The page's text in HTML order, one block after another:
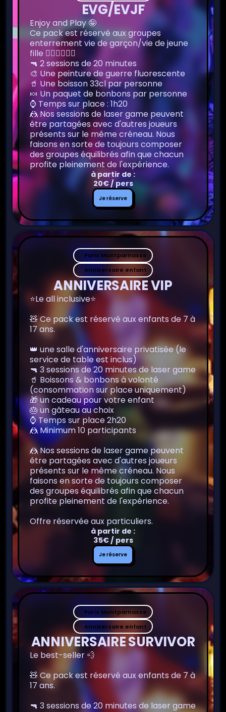
EVG/EVJF
Enjoy and Play 🤪
Ce pack est réservé aux groupes
enterrement vie de garçon/vie de jeune
fille 👰🏻‍♀️🤵🏻‍♂️
🔫 2 sessions de 20 minutes
🎨 Une peinture de guerre fluorescente
🥤 Une boisson 33cl par personne
🍬 Un paquet de bonbons par personne
⌚️ Temps sur place : 1h20
🤼 Nos sessions de laser game peuvent
être partagées avec d'autres joueurs
présents sur le même créneau. Nous
faisons en sorte de toujours composer
des groupes équilibrés afin que chacun
profite pleinement de l'expérience.
à partir de :
20€ / pers
Je
réserve
Je réserve
Paris Montparnasse
Anniversaire enfant
ANNIVERSAIRE VIP
⭐Le all inclusive⭐
🧸 Ce pack est réservé aux enfants de 7 à
17 ans.
👑 une salle d'anniversaire privatisée (le
service de table est inclus)
🔫 3 sessions de 20 minutes de laser game
🥤 Boissons & bonbons à volonté
(consommation sur place uniquement)
🎁 un cadeau pour votre enfant
🎂 un gâteau au choix
⌚️ Temps sur place 2h20
🤼 Minimum 10 participants
🤼 Nos sessions de laser game peuvent
être partagées avec d'autres joueurs
présents sur le même créneau. Nous
faisons en sorte de toujours composer
des groupes équilibrés afin que chacun
profite pleinement de l'expérience.
Offre réservée aux particuliers.
à partir de :
35€ / pers
Je
réserve
Je réserve
Paris Montparnasse
Anniversaire enfant
ANNIVERSAIRE SURVIVOR
Le best-seller 💨
🧸 Ce pack est réservé aux enfants de 7 à
17 ans.
🔫 3 sessions de 20 minutes de laser game